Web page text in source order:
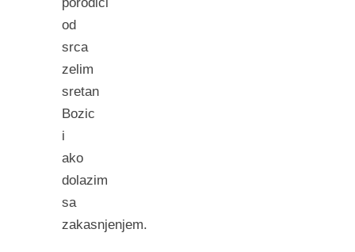
od
srca
zelim
sretan
Bozic
i
ako
dolazim
sa
zakasnjenjem.